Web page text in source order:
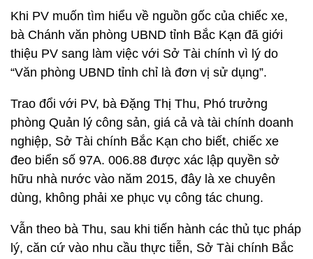
Khi PV muốn tìm hiểu về nguồn gốc của chiếc xe,
bà Chánh văn phòng UBND tỉnh Bắc Kạn đã giới
thiệu PV sang làm việc với Sở Tài chính vì lý do
“Văn phòng UBND tỉnh chỉ là đơn vị sử dụng”.
Trao đổi với PV, bà Đặng Thị Thu, Phó trưởng
phòng Quản lý công sản, giá cả và tài chính doanh
nghiệp, Sở Tài chính Bắc Kạn cho biết, chiếc xe
đeo biển số 97A. 006.88 được xác lập quyền sở
hữu nhà nước vào năm 2015, đây là xe chuyên
dùng, không phải xe phục vụ công tác chung.
Vẫn theo bà Thu, sau khi tiến hành các thủ tục pháp
lý, căn cứ vào nhu cầu thực tiễn, Sở Tài chính Bắc